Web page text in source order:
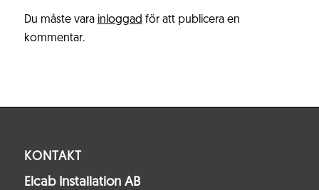
Du måste vara inloggad för att publicera en
kommentar.
KONTAKT
Elcab Installation AB